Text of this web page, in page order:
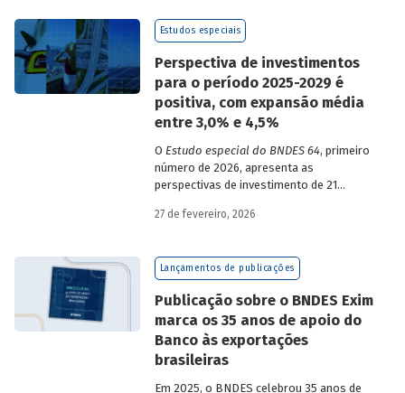
Estudos especiais
Perspectiva de investimentos
para o período 2025-2029 é
positiva, com expansão média
entre 3,0% e 4,5%
O Estudo especial do BNDES 64, primeiro
número de 2026, apresenta as
perspectivas de investimento de 21
período de 2025 a 2029.
27 de fevereiro, 2026
Lançamentos de publicações
Publicação sobre o BNDES Exim
marca os 35 anos de apoio do
Banco às exportações
brasileiras
Em 2025, o BNDES celebrou 35 anos de